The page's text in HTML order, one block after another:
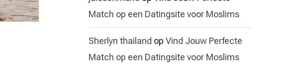
Match op een Datingsite voor Moslims
Sherlyn thailand op Vind Jouw Perfecte
Match op een Datingsite voor Moslims